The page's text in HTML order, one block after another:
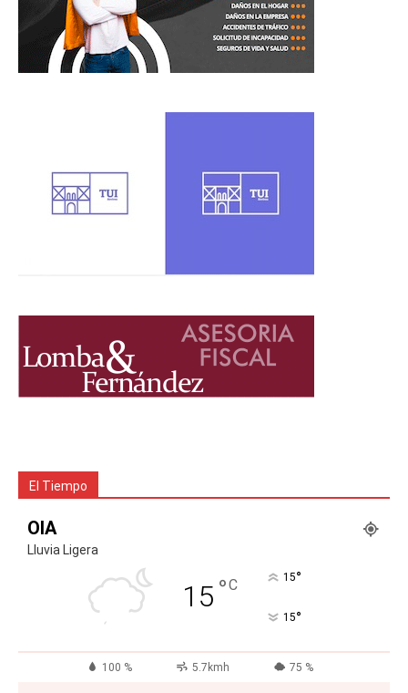
El Tiempo
OIA
Lluvia Ligera
15 °C 15°
15°
100 % 5.7kmh 75 %